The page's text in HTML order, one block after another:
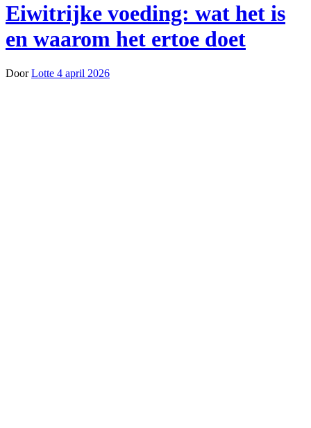
Eiwitrijke voeding: wat het is
en waarom het ertoe doet
DoorLotte 4 april 2026